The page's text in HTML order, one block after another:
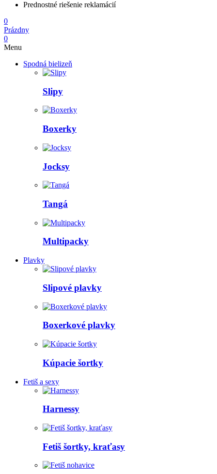
Prednostné riešenie reklamácií
0
Prázdny
0
Menu
Spodná bielizeň
Slipy
Boxerky
Jocksy
Tangá
Multipacky
Plavky
Slipové plavky
Boxerkové plavky
Kúpacie šortky
Fetiš a sexy
Harnessy
Fetiš šortky, kraťasy